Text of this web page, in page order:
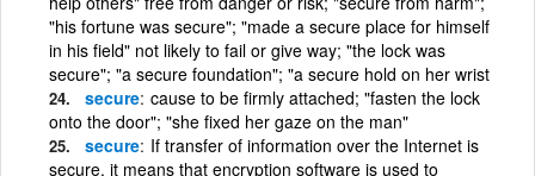
"his fortune was secure"; "made a secure place for himself
in his field" not likely to fail or give way; "the lock was
secure"; "a secure foundation"; "a secure hold on her wrist
secure cause to be firmly attached; "fasten the lock
onto the door"; "she fixed her gaze on the man"
secure If transfer of information over the Internet is
secure, it means that encryption software is used to